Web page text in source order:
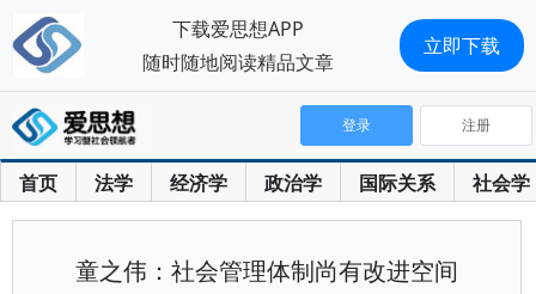
首页 法学 经济学 政治学 国际关系 社会学
登录 注册
童之伟：社会管理体制尚有改进空间
下载爱思想APP
随时随地阅读精品文章
立即下载